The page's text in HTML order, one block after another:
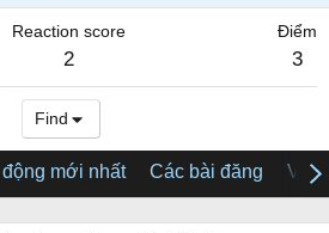
Reaction score
2
Điểm
3
Find
động mới nhất Các bài đăng Về